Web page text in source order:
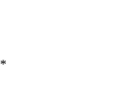
*